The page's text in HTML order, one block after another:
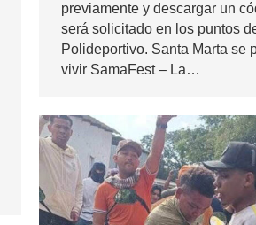
previamente y descargar un
será solicitado en los puntos
Polideportivo. Santa Marta se
vivir SamaFest – La…